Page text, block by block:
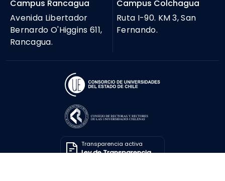
Campus Rancagua
Avenida Libertador
Bernardo O'Higgins 611,
Rancagua.
Campus Colchagua
Ruta I-90. KM 3, San
Fernando.
Transparencia activa
Ley de Transparencia